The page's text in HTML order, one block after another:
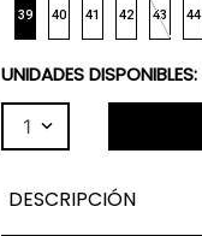
39 40 41 42 43 44
UNIDADES DISPONIBLES:
1
DESCRIPCIÓN